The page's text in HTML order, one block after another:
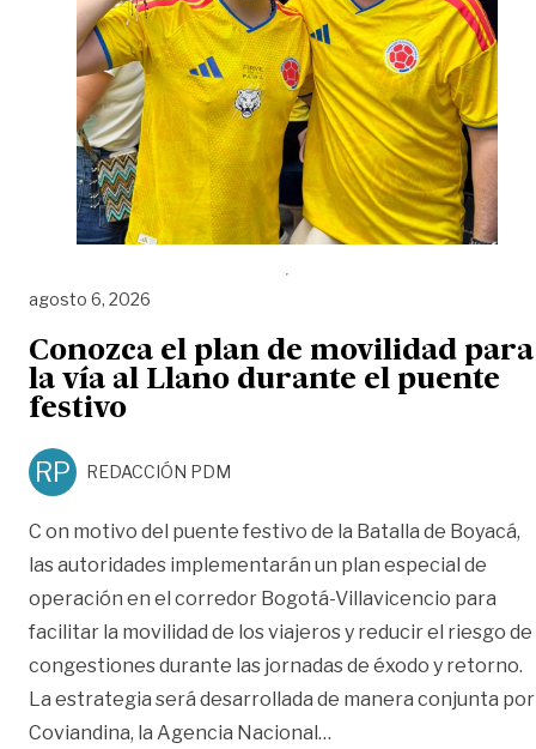
agosto 6, 2026
Conozca el plan de movilidad para
la vía al Llano durante el puente
festivo
RP REDACCIÓN PDM
C on motivo del puente festivo de la Batalla de Boyacá,
las autoridades implementarán un plan especial de
operación en el corredor Bogotá-Villavicencio para
facilitar la movilidad de los viajeros y reducir el riesgo de
congestiones durante las jornadas de éxodo y retorno.
La estrategia será desarrollada de manera conjunta por
Coviandina, la Agencia Nacional …